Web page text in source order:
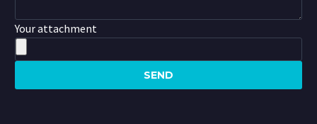
Your attachment